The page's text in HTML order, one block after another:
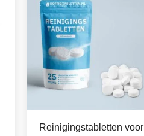
Reinigingstabletten voor